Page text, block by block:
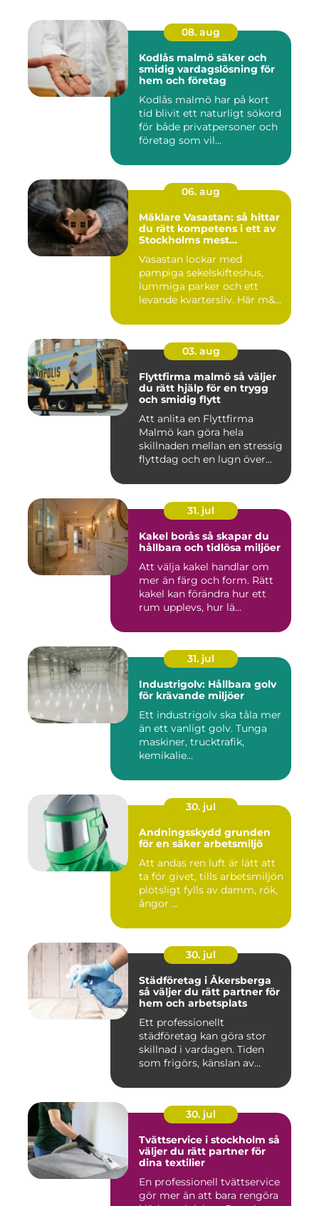
08. aug
Kodlås malmö säker och
smidig vardagslösning för
hem och företag
Kodlås malmö har på kort
tid blivit ett naturligt sökord
för både privatpersoner och
företag som vil...
06. aug
Mäklare Vasastan: så hittar
du rätt kompetens i ett av
Stockholms mest
Vasastan lockar med
pampiga sekelskifteshus,
lummiga parker och ett
levande kvartersliv. Här m&...
03. aug
Flyttfirma malmö så väljer
du rätt hjälp för en trygg
och smidig flytt
Att anlita en Flyttfirma
Malmö kan göra hela
skillnaden mellan en stressig
flyttdag och en lugn över...
31. jul
Kakel borås så skapar du
hållbara och tidlösa miljöer
Att välja kakel handlar om
mer än färg och form. Rätt
kakel kan förändra hur ett
rum upplevs, hur lä...
31. jul
Industrigolv: Hållbara golv
för krävande miljöer
Ett industrigolv ska tåla mer
än ett vanligt golv. Tunga
maskiner, trucktrafik,
kemikalie...
30. jul
Andningsskydd grunden
för en säker arbetsmiljö
Att andas ren luft är lätt att
ta för givet, tills arbetsmiljön
plötsligt fylls av damm, rök,
ångor ...
30. jul
Städföretag i Åkersberga
så väljer du rätt partner för
hem och arbetsplats
Ett professionellt
städföretag kan göra stor
skillnad i vardagen. Tiden
som frigörs, känslan av
30. jul
Tvättservice i stockholm så
väljer du rätt partner för
dina textilier
En professionell tvättservice
gör mer än att bara rengöra